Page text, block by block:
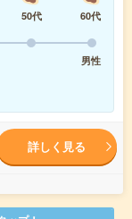
50代
60代
男性
詳しく見る